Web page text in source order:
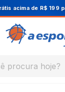
Cupom
procura hoje?